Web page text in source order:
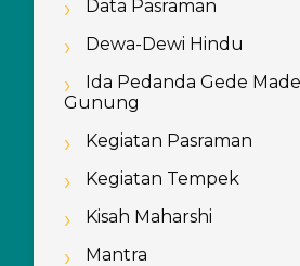
Data Pasraman
Dewa-Dewi Hindu
Ida Pedanda Gede Made
Gunung
Kegiatan Pasraman
Kegiatan Tempek
Kisah Maharshi
Mantra